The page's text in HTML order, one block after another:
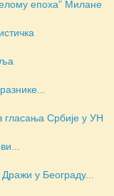
епоха” Милане
гласања Србије у УН
у Београду...